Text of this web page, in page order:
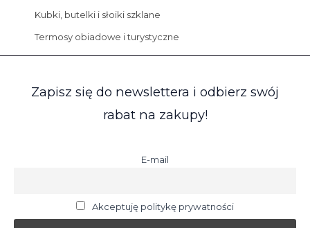
Kubki, butelki i słoiki szklane
Termosy obiadowe i turystyczne
Zapisz się do newslettera i odbierz swój
rabat na zakupy!
E-mail
Akceptuję politykę prywatności